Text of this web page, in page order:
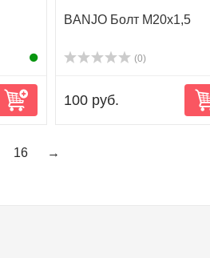
BANJO Болт M20x1,5
(0)
100 руб.
16 →